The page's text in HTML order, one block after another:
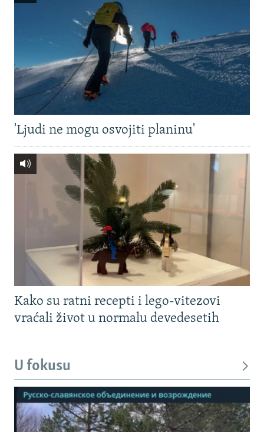
'Ljudi ne mogu osvojiti planinu'
Kako su ratni recepti i lego-vitezovi
vraćali život u normalu devedesetih
U fokusu